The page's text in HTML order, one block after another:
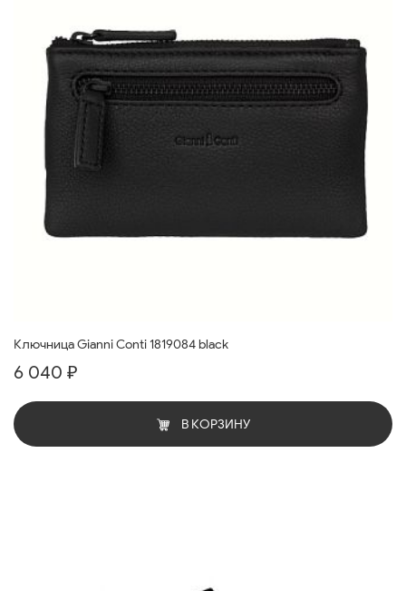
Ключница Gianni Conti 1819084 black
6 040 ₽
В КОРЗИНУ